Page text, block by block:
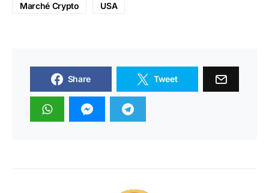
Marché Crypto USA
Share Tweet